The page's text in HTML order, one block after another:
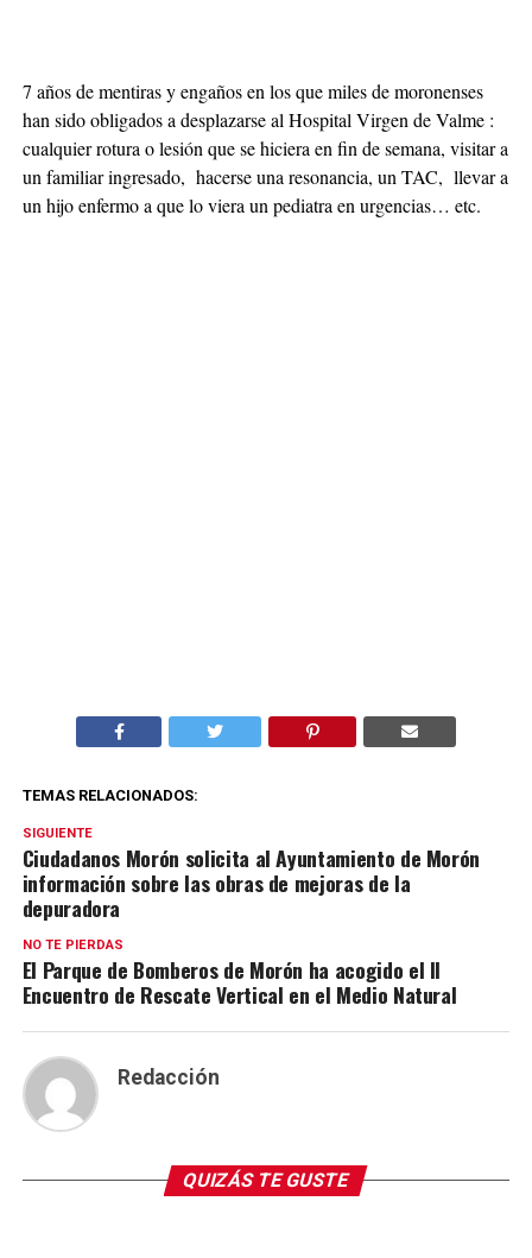
7 años de mentiras y engaños en los que miles de moronenses
han sido obligados a desplazarse al Hospital Virgen de Valme :
cualquier rotura o lesión que se hiciera en fin de semana, visitar a
un familiar ingresado, hacerse una resonancia, un TAC, llevar a
un hijo enfermo a que lo viera un pediatra en urgencias… etc.
TEMAS RELACIONADOS:
SIGUIENTE
Ciudadanos Morón solicita al Ayuntamiento de Morón
información sobre las obras de mejoras de la
depuradora
NO TE PIERDAS
El Parque de Bomberos de Morón ha acogido el II
Encuentro de Rescate Vertical en el Medio Natural
Redacción
QUIZÁS TE GUSTE